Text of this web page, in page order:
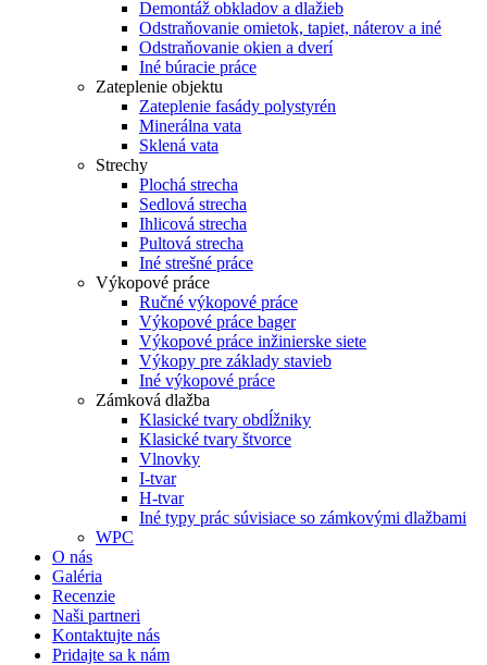
Demontáž obkladov a dlažieb
Odstraňovanie omietok, tapiet, náterov a iné
Odstraňovanie okien a dverí
Iné búracie práce
Zateplenie objektu
Zateplenie fasády polystyrén
Minerálna vata
Sklená vata
Strechy
Plochá strecha
Sedlová strecha
Ihlicová strecha
Pultová strecha
Iné strešné práce
Výkopové práce
Ručné výkopové práce
Výkopové práce bager
Výkopové práce inžinierske siete
Výkopy pre základy stavieb
Iné výkopové práce
Zámková dlažba
Klasické tvary obdĺžniky
Klasické tvary štvorce
Vlnovky
I-tvar
H-tvar
Iné typy prác súvisiace so zámkovými dlažbami
WPC
O nás
Galéria
Recenzie
Naši partneri
Kontaktujte nás
Pridajte sa k nám